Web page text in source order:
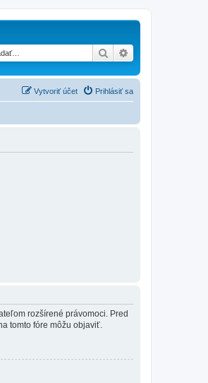
Hľadať
Prihlásiť sa
Vytvoriť účet
rozšírené právomoci. Pred
tomto fóre môžu objaviť.